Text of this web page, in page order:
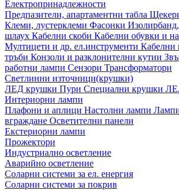
Електропринадлежности
Предпазители, апартаментни табла
Клеми, лустерклеми Фасонки
шлаух Кабелни скоби Кабелни обувки и
Мултицети и др. ел.инструменти Кабелни
тръби Конзоли и разклонителни кутии
работни лампи Сензори Трансформатори
Светлинни източници(крушки)
ЛЕД крушки Пури Специални крушки
Интериорни лампи
Плафони и аплици Настолни лампи
вграждане Осветителни панели
Екстериорни лампи
Прожектори
Индустриално осветление
Аварийно осветление
Соларни системи за ел. енергия
Соларни системи за покрив